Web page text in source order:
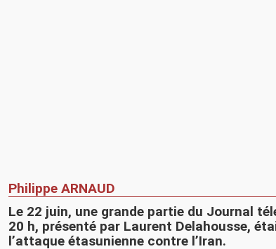
Philippe ARNAUD
Le 22 juin, une grande partie du Journal
20 h, présenté par Laurent Delahousse,
l’attaque étasunienne contre l’Iran.